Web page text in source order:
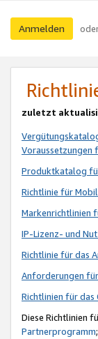
Anmelden
zuletzt
Voraussetzungen
Produktkatalog
Richtlinie für
Markenrichtlinien
IP-Lizenz- und
Richtlinie für das
Anforderungen
Richtlinien für
Diese Richtlinien
Partnerprogramm